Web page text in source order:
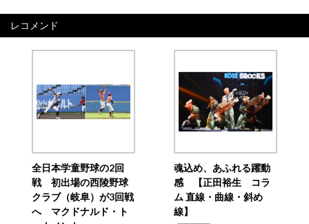
レコメンド
全日本学童野球の2回
戦 初出場の西陵野球
クラブ（岐阜）が3回戦
へ マクドナルド・ト
魂込め、あふれる躍動
感 【正田裕生 コラ
ム 直線・曲線・斜め
線】